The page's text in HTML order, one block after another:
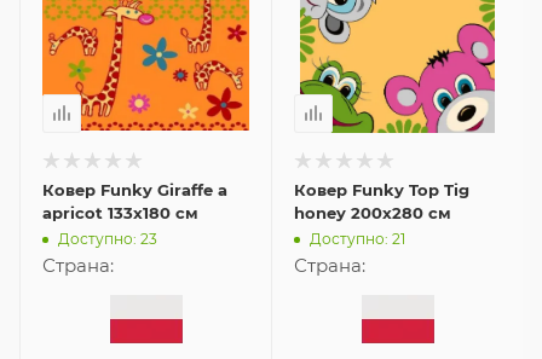
Ковер Funky Giraffe a
apricot 133x180 см
Доступно: 23
Страна:
Ковер Funky Top Tig
honey 200x280 см
Доступно: 21
Страна: